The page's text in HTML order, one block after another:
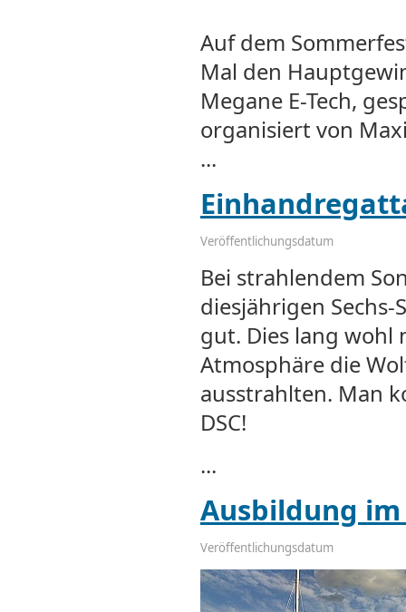
Auf dem
Mal den
Megane E-Tech,
organisiert von
...
Veröffentlichungsdatum
Bei strahlendem
diesjährigen
gut. Dies lang wohl
Atmosphäre die
ausstrahlten. Man
DSC!
...
Ausbildung im
Veröffentlichungsdatum